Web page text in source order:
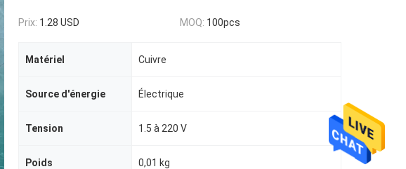
Prix: 1.28 USD MOQ: 100pcs
Matériel Cuivre
Source d'énergie Électrique
Tension 1.5 à 220 V
Poids 0,01 kg